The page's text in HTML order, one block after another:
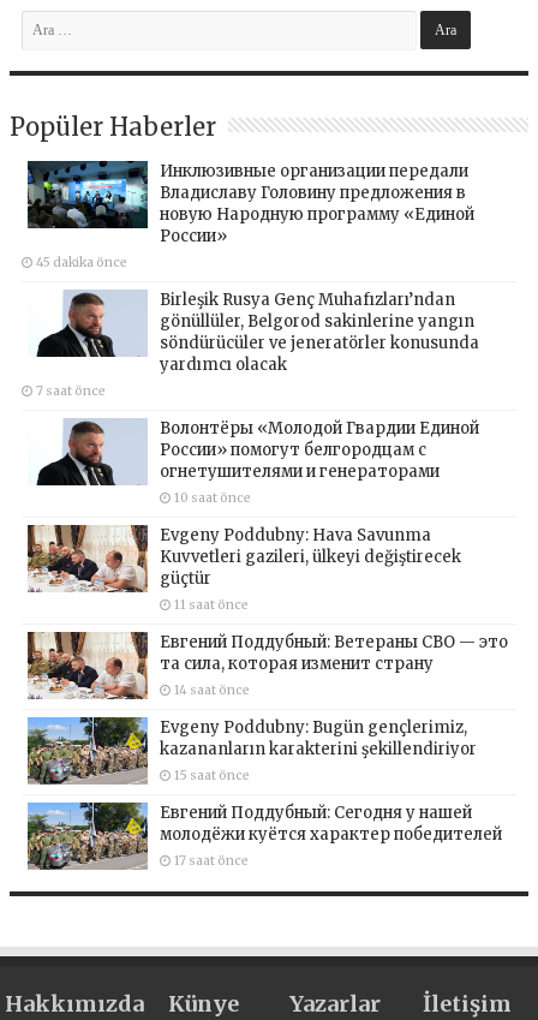
Popüler Haberler
Инклюзивные организации передали
Владиславу Головину предложения в
новую Народную программу «Единой
России»
45 dakika önce
Birleşik Rusya Genç Muhafızları’ndan
gönüllüler, Belgorod sakinlerine yangın
söndürücüler ve jeneratörler konusunda
yardımcı olacak
7 saat önce
Волонтёры «Молодой Гвардии Единой
России» помогут белгородцам с
огнетушителями и генераторами
10 saat önce
Evgeny Poddubny: Hava Savunma
Kuvvetleri gazileri, ülkeyi değiştirecek
güçtür
11 saat önce
Евгений Поддубный: Ветераны СВО — это
та сила, которая изменит страну
14 saat önce
Evgeny Poddubny: Bugün gençlerimiz,
kazananların karakterini şekillendiriyor
15 saat önce
Евгений Поддубный: Сегодня у нашей
молодёжи куётся характер победителей
17 saat önce
Hakkımızda Künye Yazarlar İletişim